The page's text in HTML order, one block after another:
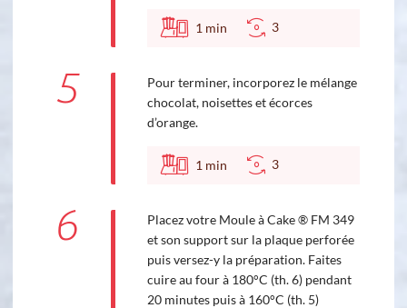
1 min 3
5
Pour terminer, incorporez le mélange
chocolat, noisettes et écorces
d’orange.
1 min 3
6
Placez votre Moule à Cake ® FM 349
et son support sur la plaque perforée
puis versez-y la préparation. Faites
cuire au four à 180°C (th. 6) pendant
20 minutes puis à 160°C (th. 5)